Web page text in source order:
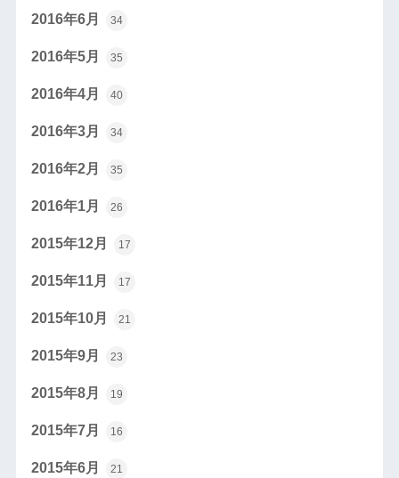
2016年6月 34
2016年5月 35
2016年4月 40
2016年3月 34
2016年2月 35
2016年1月 26
2015年12月 17
2015年11月 17
2015年10月 21
2015年9月 23
2015年8月 19
2015年7月 16
2015年6月 21